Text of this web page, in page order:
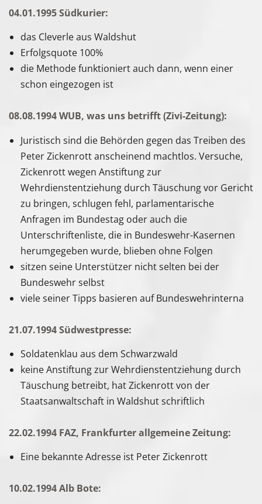
04.01.1995 Südkurier:
das Cleverle aus Waldshut
Erfolgsquote 100%
die Methode funktioniert auch dann, wenn einer
schon eingezogen ist
08.08.1994 WUB, was uns betrifft (Zivi-Zeitung):
Juristisch sind die Behörden gegen das Treiben des
Peter Zickenrott anscheinend machtlos. Versuche,
Zickenrott wegen Anstiftung zur
Wehrdienstentziehung durch Täuschung vor Gericht
zu bringen, schlugen fehl, parlamentarische
Anfragen im Bundestag oder auch die
Unterschriftenliste, die in Bundeswehr-Kasernen
herumgegeben wurde, blieben ohne Folgen
sitzen seine Unterstützer nicht selten bei der
Bundeswehr selbst
viele seiner Tipps basieren auf Bundeswehrinterna
21.07.1994 Südwestpresse:
Soldatenklau aus dem Schwarzwald
keine Anstiftung zur Wehrdienstentziehung durch
Täuschung betreibt, hat Zickenrott von der
Staatsanwaltschaft in Waldshut schriftlich
22.02.1994 FAZ, Frankfurter allgemeine Zeitung:
Eine bekannte Adresse ist Peter Zickenrott
10.02.1994 Alb Bote: